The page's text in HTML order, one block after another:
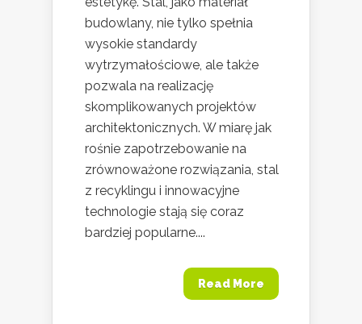
budowlany, nie tylko spełnia
wysokie standardy
wytrzymałościowe, ale także
pozwala na realizację
skomplikowanych projektów
architektonicznych. W miarę jak
rośnie zapotrzebowanie na
zrównoważone rozwiązania, stal
z recyklingu i innowacyjne
technologie stają się coraz
bardziej popularne....
Read More